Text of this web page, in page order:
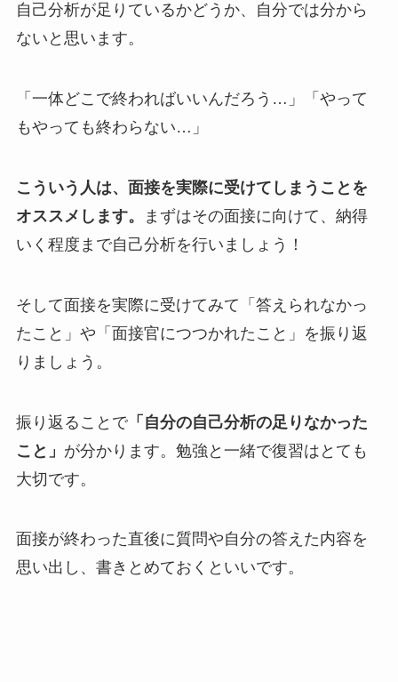
自己分析が足りているかどうか、自分では分から
ないと思います。
「一体どこで終わればいいんだろう…」「やって
もやっても終わらない…」
こういう人は、面接を実際に受けてしまうことを
オススメします。
まずはその面接に向けて、納得
いく程度まで自己分析を行いましょう！
そして面接を実際に受けてみて「答えられなかっ
たこと」や「面接官につつかれたこと」を振り返
りましょう。
振り返ることで「自分の自己分析の足りなかった
こと」 が分かります。勉強と一緒で復習はとても
大切です。
面接が終わった直後に質問や自分の答えた内容を
思い出し、書きとめておくといいです。